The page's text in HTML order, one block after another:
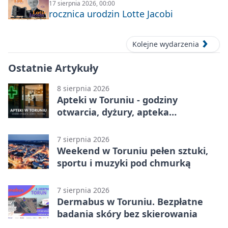
17 sierpnia 2026, 00:00
rocznica urodzin Lotte Jacobi
Kolejne wydarzenia
Ostatnie Artykuły
8 sierpnia 2026
Apteki w Toruniu - godziny
otwarcia, dyżury, apteka
7 sierpnia 2026
Weekend w Toruniu pełen sztuki,
sportu i muzyki pod chmurką
7 sierpnia 2026
Dermabus w Toruniu. Bezpłatne
badania skóry bez skierowania